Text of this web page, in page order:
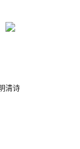
清诗